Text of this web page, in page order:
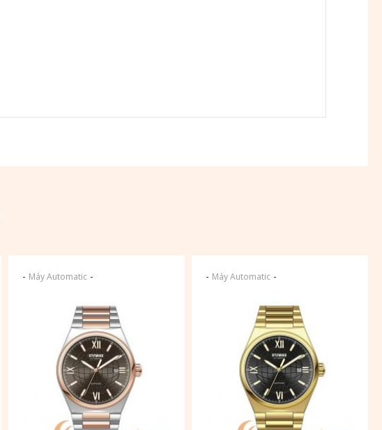
- Máy Automatic - - Máy Automatic -